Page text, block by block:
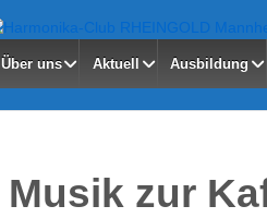
Über uns Aktuell Ausbildung
Musik zur